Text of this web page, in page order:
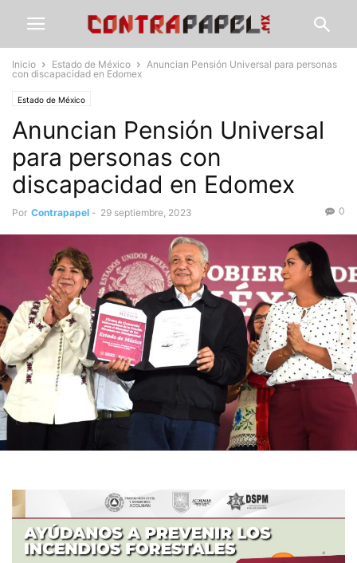
Inicio Estado de México
Anuncian Pensión Universal para personas
con discapacidad en Edomex
Estado de México
Anuncian Pensión Universal
para personas con
discapacidad en Edomex
Por Contrapapel - 29 septiembre, 2023 0